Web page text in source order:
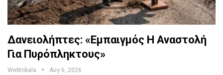
Δανειολήπτες: «Εμπαιγμός Η Αναστολή
Για Πυρόπληκτους»
Webtrikala Αυγ 6, 2026